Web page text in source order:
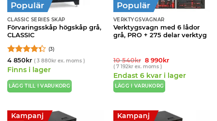
Populär
CLASSIC SERIES SKÅP
Förvaringsskåp högskåp grå,
CLASSIC
Betygsatt
4.33av 5
(3)
4 850kr ( 3 880krex. moms )
Finns i lager
LÄGG TILL I VARUKORG
Populär
VERKTYGSVAGNAR
Verktygsvagn med 6 lådor
grå, PRO + 275 delar verktyg
10 540kr Det
ursprungliga
priset
var:
10
540kr.
8 990krDet
priset
är:
( 7 192krex. moms )
Endast 6 kvar i lager
LÄGG I VARUKORG
Kampanj Kampanj